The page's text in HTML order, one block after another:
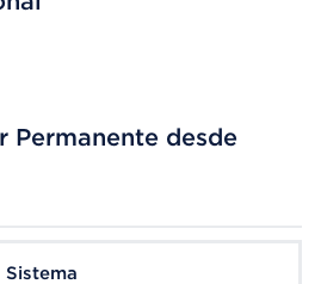
Permanente desde